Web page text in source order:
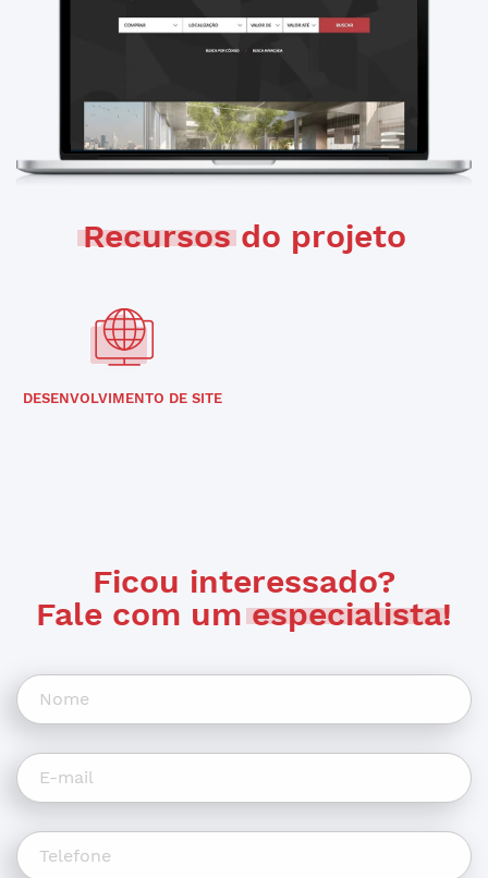
Recursosdo projeto
DESENVOLVIMENTO DE SITE
Ficou interessado?
Fale com umespecialista!